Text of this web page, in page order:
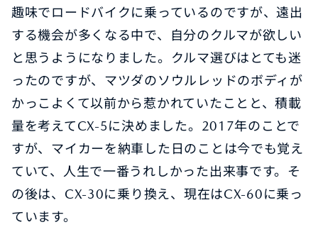
趣味でロードバイクに乗っているのですが、遠出
する機会が多くなる中で、自分のクルマが欲しい
と思うようになりました。クルマ選びはとても迷
ったのですが、マツダのソウルレッドのボディが
かっこよくて以前から惹かれていたことと、積載
量を考えてCX-5に決めました。2017年のことで
すが、マイカーを納車した日のことは今でも覚え
ていて、人生で一番うれしかった出来事です。そ
の後は、CX-30に乗り換え、現在はCX-60に乗っ
ています。